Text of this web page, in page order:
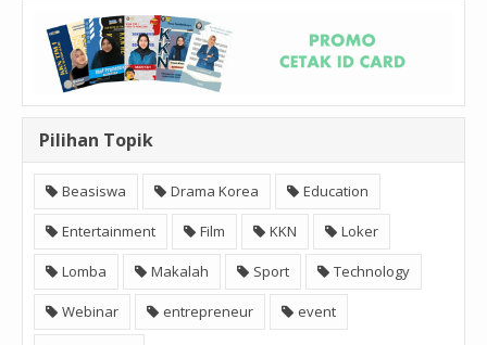
Pilihan Topik
Beasiswa Drama Korea Education
Entertainment Film KKN Loker
Lomba Makalah Sport Technology
Webinar entrepreneur event